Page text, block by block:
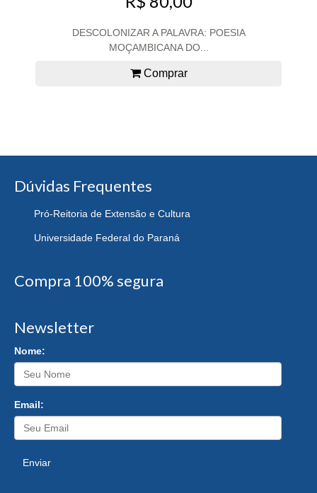
DESCOLONIZAR A PALAVRA: POESIA
MOÇAMBICANA DO...
Comprar
Dúvidas Frequentes
Pró-Reitoria de Extensão e Cultura
Universidade Federal do Paraná
Compra 100% segura
Newsletter
Nome:
Email:
Enviar